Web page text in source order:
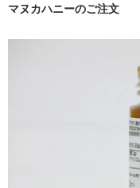
マヌカハニーのご注文